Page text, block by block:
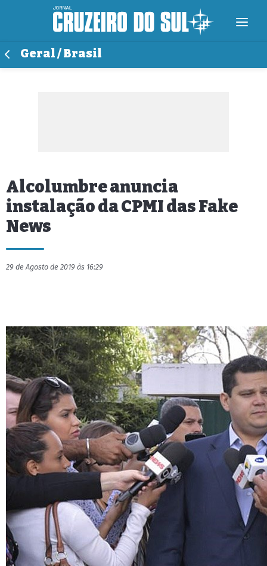
Geral / Brasil
Alcolumbre anuncia
instalação da CPMI das Fake
News
29 de Agosto de 2019 às 16:29